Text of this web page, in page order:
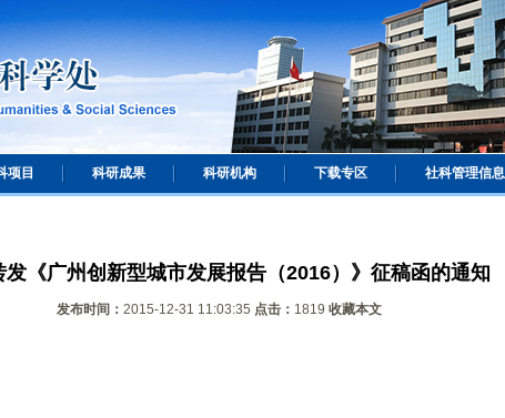
项目 科研成果 科研机构 下载专区 社科管理信
发《广州创新型城市发展报告（2016）》征稿函的通知
发布时间： 2015-12-31 11:03:35 点击： 1819 收藏本文